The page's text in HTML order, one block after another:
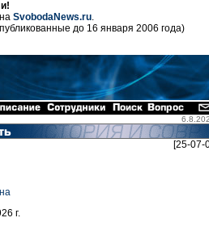
SvobodaNews.ru.
до 16 января 2006 года)
[25-07-
г.